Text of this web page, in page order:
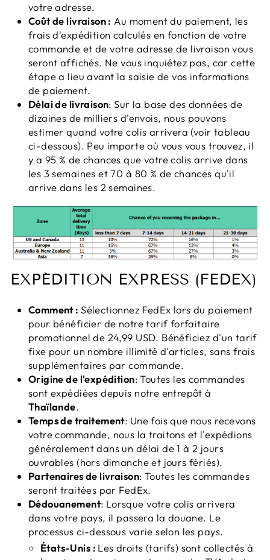
votre adresse.
Coût de livraison : Au moment du paiement, les
frais d'expédition calculés en fonction de votre
commande et de votre adresse de livraison vous
seront affichés. Ne vous inquiétez pas, car cette
étape a lieu avant la saisie de vos informations
de paiement.
Délai de livraison: Sur la base des données de
dizaines de milliers d'envois, nous pouvons
estimer quand votre colis arrivera (voir tableau
ci-dessous). Peu importe où vous vous trouvez, il
y a 95 % de chances que votre colis arrive dans
les 3 semaines et 70 à 80 % de chances qu'il
arrive dans les 2 semaines.
EXPÉDITION EXPRESS (FEDEX)
Comment :Sélectionnez FedEx lors du paiement
pour bénéficier de notre tarif forfaitaire
promotionnel de 24,99 USD. Bénéficiez d'un tarif
fixe pour un nombre illimité d'articles, sans frais
supplémentaires par commande.
Origine de l'expédition: Toutes les commandes
sont expédiées depuis notre entrepôt à
Thaïlande.
Temps de traitement: Une fois que nous recevons
votre commande, nous la traitons et l'expédions
généralement dans un délai de 1 à 2 jours
ouvrables (hors dimanche et jours fériés).
Partenaires de livraison: Toutes les commandes
seront traitées par FedEx.
Dédouanement: Lorsque votre colis arrivera
dans votre pays, il passera la douane. Le
processus ci-dessous varie selon les pays.
États-Unis : Les droits (tarifs) sont collectés à